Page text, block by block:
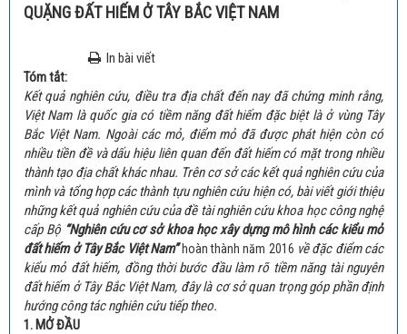
QUẶNG ĐẤT HIẾM Ở TÂY BẮC VIỆT NAM
In bài viết
Tóm tắt:
Kết quả nghiên cứu, điều tra địa chất đến nay đã chứng minh rằng,
Việt Nam là quốc gia có tiềm năng đất hiếm đặc biệt là ở vùng Tây
Bắc Việt Nam. Ngoài các mỏ, điểm mỏ đã được phát hiện còn có
nhiều tiền đề và dấu hiệu liên quan đến đất hiếm có mặt trong nhiều
thành tạo địa chất khác nhau. Trên cơ sở các kết quả nghiên cứu của
mình và tổng hợp các thành tựu nghiên cứu hiện có, bài viết giới thiệu
những kết quả nghiên cứucủa đề tài nghiên cứu khoa học công nghệ
cấp Bộ “Nghiên cứu cơ sở khoa học xây dựng mô hình các kiểu mỏ
đất hiếm ở Tây Bắc Việt Nam”hoàn thành năm 2016 về đặc điểm các
kiểu mỏ đất hiếm, đồng thời bước đầu làm rõ tiềm năng tài nguyên
đất hiếm ở Tây Bắc Việt Nam, đây là cơ sở quan trọng góp phần định
hướng công tácnghiên cứu tiếp theo.
1. MỞ ĐẦU